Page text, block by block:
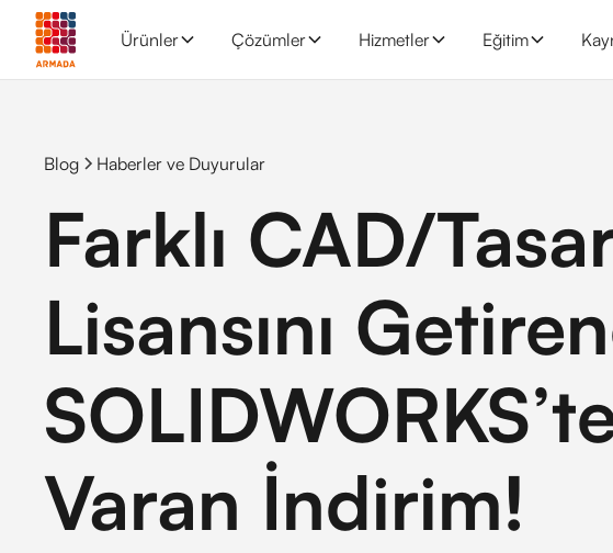
Ürünler Çözümler Hizmetler Eğitim
Blog Haberler ve Duyurular
Farklı CAD/
Lisansını
Varan İndirim!